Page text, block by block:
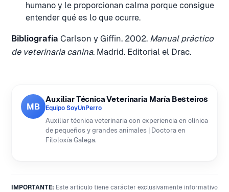
humano y le proporcionan calma porque consigue
entender qué es lo que ocurre.
Bibliografía Carlson y Giffin. 2002. Manual práctico
de veterinaria canina. Madrid. Editorial el Drac.
MB
Auxiliar Técnica Veterinaria María Besteiros
Equipo SoyUnPerro
Auxiliar técnica veterinaria con experiencia en clínica
de pequeños y grandes animales | Doctora en
Filoloxía Galega.
IMPORTANTE: Este artículo tiene carácter exclusivamente informativo